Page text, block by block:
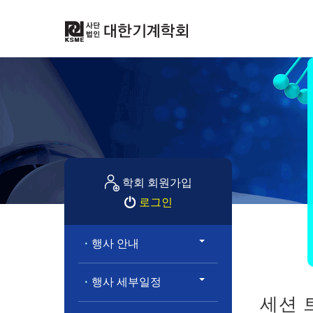
학회 회원가입
로그인
행사 안내
행사 세부일정
세션